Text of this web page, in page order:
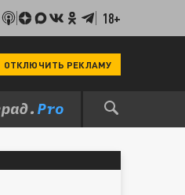
18+
ОТКЛЮЧИТЬ РЕКЛАМУ